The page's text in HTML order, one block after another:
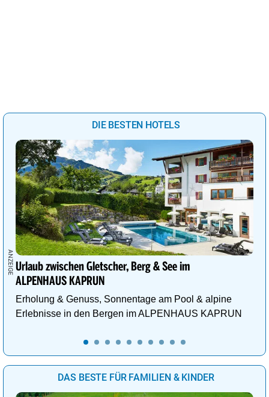
DIE BESTEN HOTELS
Urlaub zwischen Gletscher, Berg & See im
ALPENHAUS KAPRUN
Erholung & Genuss, Sonnentage am Pool & alpine
Erlebnisse in den Bergen im ALPENHAUS KAPRUN
DAS BESTE FÜR FAMILIEN & KINDER